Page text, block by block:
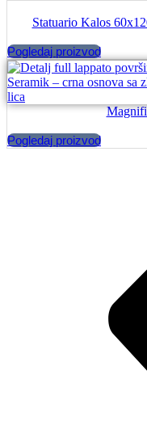
Statuario Kalos
Pogledaj proizvod
Pogledaj proizvod